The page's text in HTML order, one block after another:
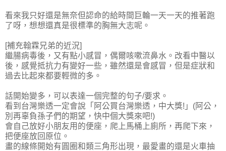
看來我只好還是無奈但認命的給時間巨輪一天一天的推著跑
了呀，想想還真是很標準的胸無大志呢。
[補充翰霖兄弟的近況]
繼腸病毒後，又有點小感冒，偶爾咳嗽流鼻水。改看中醫以
後，感覺抵抗力有變好一些，雖然還是會感冒，但是症狀和
過去比起來都要輕微的多。
話開始變多，可以表達一個完整的句子/要求。
看到台灣樂透一定會說「阿公買台灣樂透，中大獎!」(阿公，
別再辜負孫子們的期望，快中個大獎來吧!)
會自己放好小朋友用的便座，爬上馬桶上廁所，再爬下來，
把便座放回原位。
畫的線條開始有圓圈和類三角形出現，最愛畫的還是火車抽